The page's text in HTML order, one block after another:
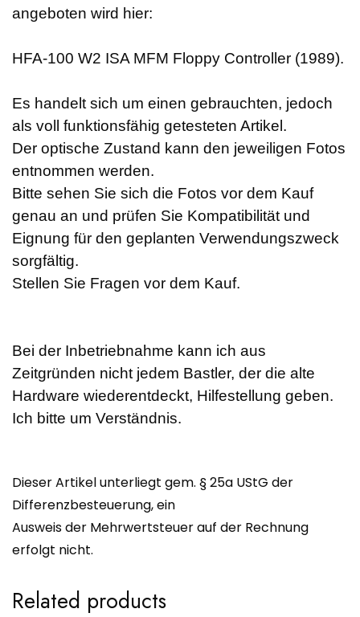
angeboten wird hier:
HFA-100 W2 ISA MFM Floppy Controller (1989).
Es handelt sich um einen gebrauchten, jedoch
als voll funktionsfähig getesteten Artikel.
Der optische Zustand kann den jeweiligen Fotos
entnommen werden.
Bitte sehen Sie sich die Fotos vor dem Kauf
genau an und prüfen Sie Kompatibilität und
Eignung für den geplanten Verwendungszweck
sorgfältig.
Stellen Sie Fragen vor dem Kauf.
Bei der Inbetriebnahme kann ich aus
Zeitgründen nicht jedem Bastler, der die alte
Hardware wiederentdeckt, Hilfestellung geben.
Ich bitte um Verständnis.
Dieser Artikel unterliegt gem. § 25a UStG der
Differenzbesteuerung, ein
Ausweis der Mehrwertsteuer auf der Rechnung
erfolgt nicht.
Related products